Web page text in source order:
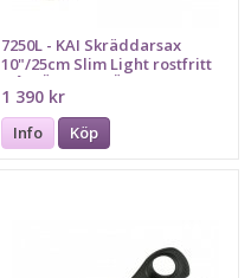
7250L - KAI Skräddarsax
10"/25cm Slim Light rostfritt
stål VÄNSTERHÄNTA/LEFT
1 390 kr
Info Köp